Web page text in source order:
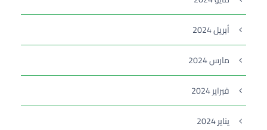
أبريل 2024
مارس 2024
فبراير 2024
يناير 2024